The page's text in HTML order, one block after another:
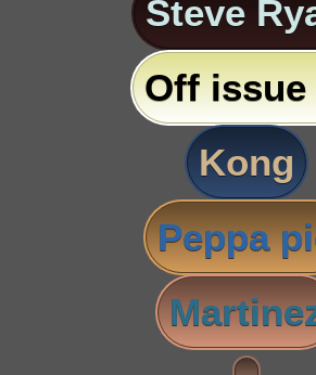
Steve
Off issue
Kong
Peppa